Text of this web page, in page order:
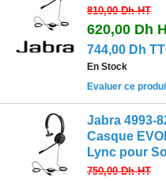
810,00 DhHT
620,00 Dh
744,00 Dh
En Stock
Evaluer ce
Jabra 4993-
Casque
Lync pour
750,00 DhHT